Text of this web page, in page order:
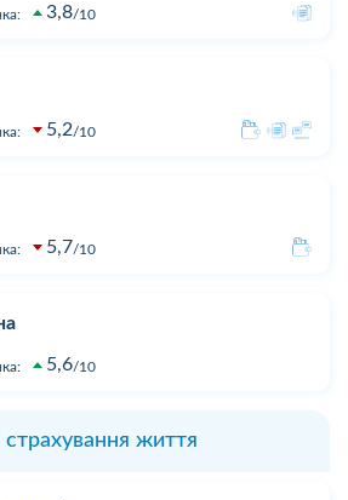
3,8 10
5,2 10
5,7 10
5,6 10
життя